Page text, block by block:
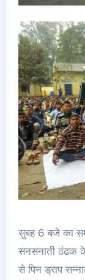
सुबह 6 बजे का
सनसनाती ठंढक के
से पिन ड्राप